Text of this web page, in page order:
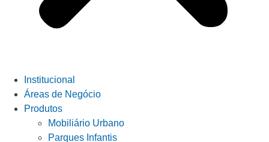
Institucional
Áreas de Negócio
Produtos
Mobiliário Urbano
Parques Infantis